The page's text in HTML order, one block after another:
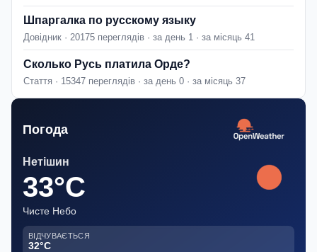
Шпаргалка по русскому языку
Довідник · 20175 переглядів · за день 1 · за місяць 41
Сколько Русь платила Орде?
Стаття · 15347 переглядів · за день 0 · за місяць 37
Погода
Нетішин
33°C
Чисте Небо
ВІДЧУВАЄТЬСЯ
32°C